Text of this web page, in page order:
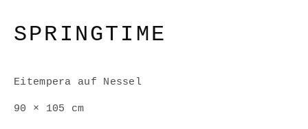
SPRINGTIME
Eitempera auf Nessel
90 × 105 cm